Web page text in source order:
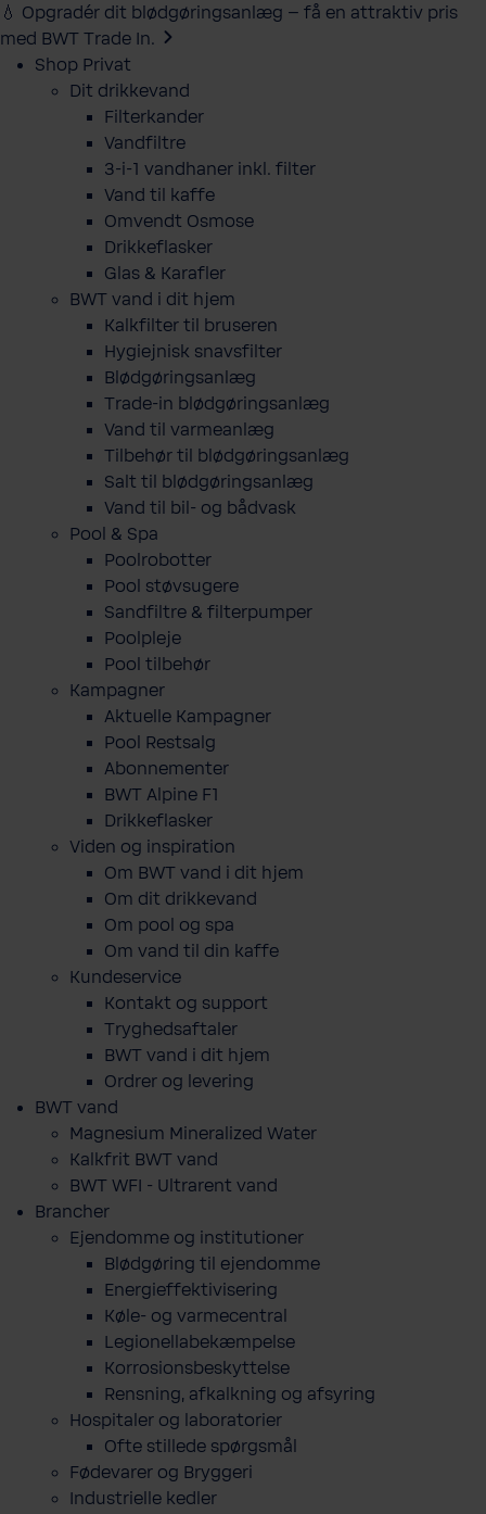
💧 Opgradér dit blødgøringsanlæg – få en attraktiv pris
med BWT Trade In.
Shop Privat
Dit drikkevand
Filterkander
Vandfiltre
3-i-1 vandhaner inkl. filter
Vand til kaffe
Omvendt Osmose
Drikkeflasker
Glas & Karafler
BWT vand i dit hjem
Kalkfilter til bruseren
Hygiejnisk snavsfilter
Blødgøringsanlæg
Trade-in blødgøringsanlæg
Vand til varmeanlæg
Tilbehør til blødgøringsanlæg
Salt til blødgøringsanlæg
Vand til bil- og bådvask
Pool & Spa
Poolrobotter
Pool støvsugere
Sandfiltre & filterpumper
Poolpleje
Pool tilbehør
Kampagner
Aktuelle Kampagner
Pool Restsalg
Abonnementer
BWT Alpine F1
Drikkeflasker
Viden og inspiration
Om BWT vand i dit hjem
Om dit drikkevand
Om pool og spa
Om vand til din kaffe
Kundeservice
Kontakt og support
Tryghedsaftaler
BWT vand i dit hjem
Ordrer og levering
BWT vand
Magnesium Mineralized Water
Kalkfrit BWT vand
BWT WFI - Ultrarent vand
Brancher
Ejendomme og institutioner
Blødgøring til ejendomme
Energieffektivisering
Køle- og varmecentral
Legionellabekæmpelse
Korrosionsbeskyttelse
Rensning, afkalkning og afsyring
Hospitaler og laboratorier
Ofte stillede spørgsmål
Fødevarer og Bryggeri
Industrielle kedler